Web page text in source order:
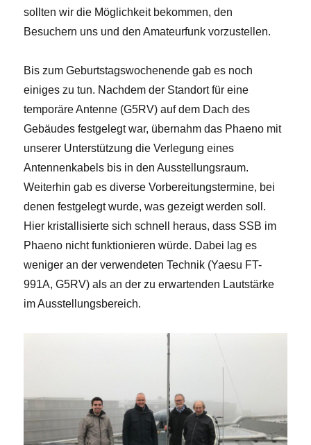
sollten wir die Möglichkeit bekommen, den
Besuchern uns und den Amateurfunk vorzustellen.
Bis zum Geburtstagswochenende gab es noch
einiges zu tun. Nachdem der Standort für eine
temporäre Antenne (G5RV) auf dem Dach des
Gebäudes festgelegt war, übernahm das Phaeno mit
unserer Unterstützung die Verlegung eines
Antennenkabels bis in den Ausstellungsraum.
Weiterhin gab es diverse Vorbereitungstermine, bei
denen festgelegt wurde, was gezeigt werden soll.
Hier kristallisierte sich schnell heraus, dass SSB im
Phaeno nicht funktionieren würde. Dabei lag es
weniger an der verwendeten Technik (Yaesu FT-
991A, G5RV) als an der zu erwartenden Lautstärke
im Ausstellungsbereich.